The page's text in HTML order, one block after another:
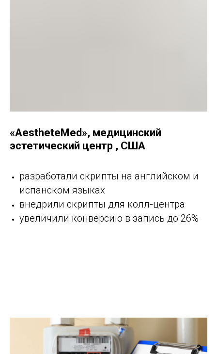
«AestheteMed», медицинский
эстетический центр , США
разработали скрипты на английском и
испанском языках
внедрили скрипты для колл-центра
увеличили конверсию в запись до 26%